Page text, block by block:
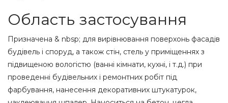
Область застосування
Призначена & nbsp; для вирівнювання поверхонь фасадів
будівель і споруд, а також стін, стель у приміщеннях з
підвищеною вологістю (ванні кімнати, кухні, і т.д.) при
проведенні будівельних і ремонтних робіт під
фарбування, нанесення декоративних штукатурок,